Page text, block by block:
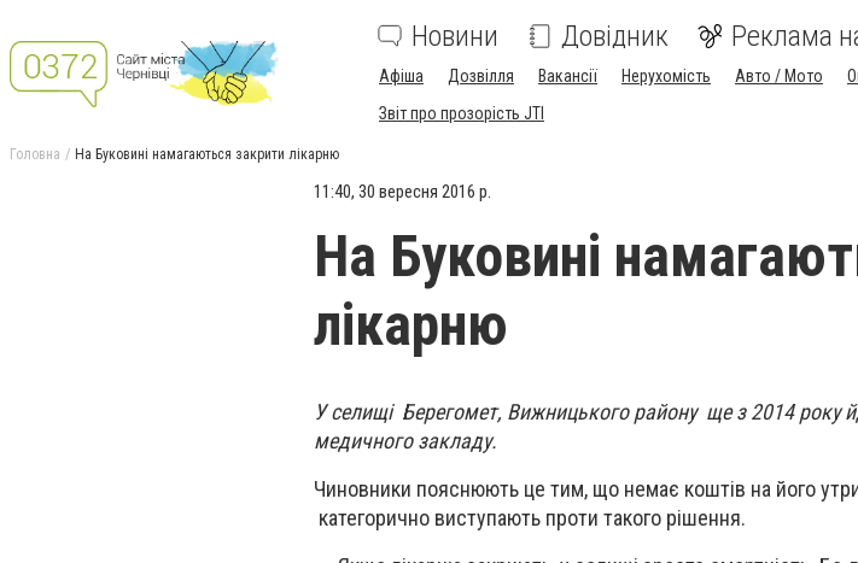
Новини Довідник Реклама
Афіша Дозвілля Вакансії Нерухомість Авто / Мото
Звіт про прозорість JTI
Головна На Буковині намагаються закрити лікарню
11:40, 30 вересня 2016 р.
На Буковині
лікарню
У селищі Берегомет, Вижницького району ще з 2014 року
медичного закладу.
Чиновники пояснюють це тим, що немає коштів на його
категорично виступають проти такого рішення.